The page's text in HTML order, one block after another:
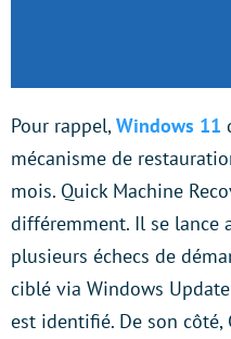
Pour rappel,Windows 11
mécanisme de
mois. Quick Machine
différemment. Il se lance
plusieurs échecs de
ciblé via Windows
est identifié. De son